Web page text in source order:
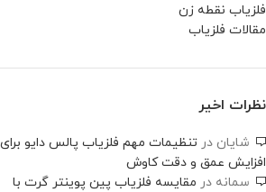
فلزیاب نقطه زن
مقالات فلزیاب
نظرات اخیر
شایان در تنظیمات مهم فلزیاب پالس دایو برای
افزایش عمق و دقت کاوش
سمانه در مقایسه فلزیاب پین پوینتر گرت با